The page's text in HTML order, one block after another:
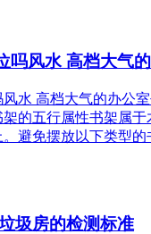
吗风水 高档大气
水 高档大气的办公
的五行属性书架属
避免摆放以下类型
圾房的检测标准